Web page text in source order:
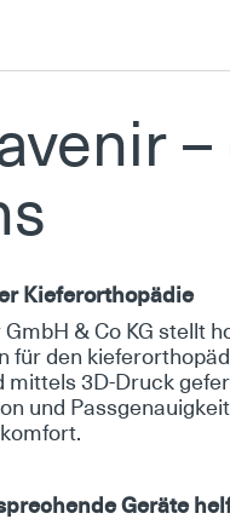
Kie­fer­or­tho­pä­die
& Co KG stellt
für den
mit­tels 3D-Druck
und
Ge­rä­te